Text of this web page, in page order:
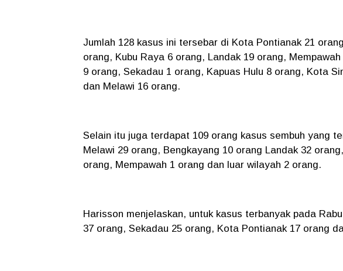
Jumlah 128 kasus ini tersebar di Kota Pontianak 21
orang, Kubu Raya 6 orang, Landak 19 orang,
9 orang, Sekadau 1 orang, Kapuas Hulu 8 orang, Kota
dan Melawi 16 orang.
Selain itu juga terdapat 109 orang kasus sembuh yang
Melawi 29 orang, Bengkayang 10 orang Landak 32
orang, Mempawah 1 orang dan luar wilayah 2 orang.
Harisson menjelaskan, untuk kasus terbanyak pada
37 orang, Sekadau 25 orang, Kota Pontianak 17 orang